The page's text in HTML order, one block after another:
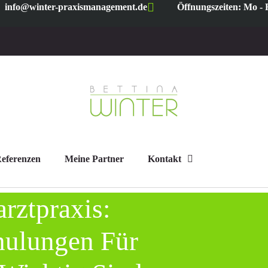
info@winter-praxismanagement.de Öffnungszeiten: Mo -
Meine Partner Kontakt
Für